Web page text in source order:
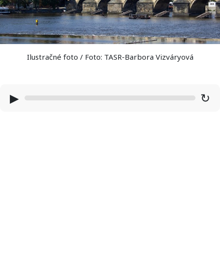
Ilustračné foto / Foto: TASR-Barbora Vizváryová
▶ ↻